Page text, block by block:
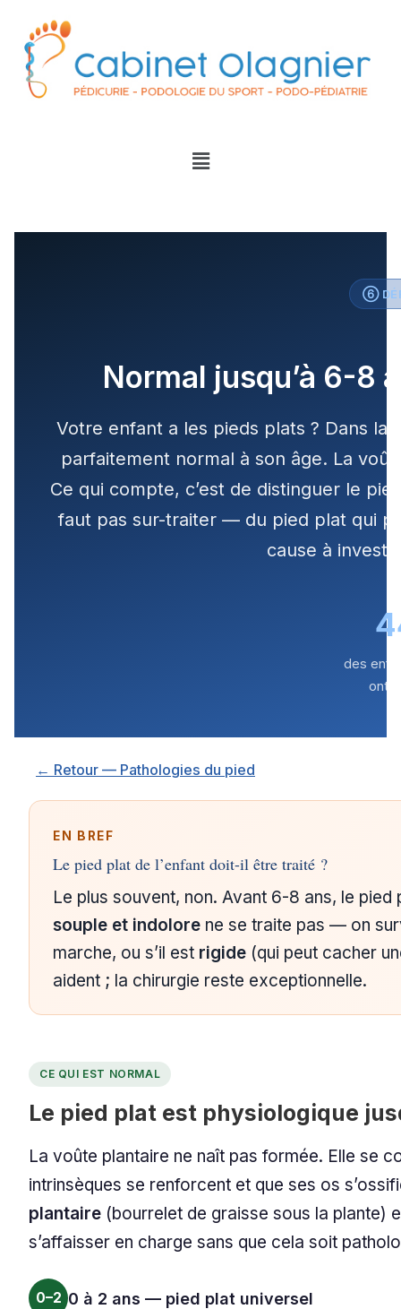
⑥
Normal jusqu’à 6-8
Votre enfant a les pieds plats ? Dans la
parfaitement normal à son âge. La
Ce qui compte, c’est de distinguer le
faut pas sur-traiter — du pied plat qui
cause à
des
ont
← Retour — Pathologies du pied
EN BREF
Le pied plat de l’enfant doit-il être traité ?
Le plus souvent, non. Avant 6-8 ans, le
souple et indolore ne se traite pas — on
marche, ou s’il est rigide (qui peut cacher
aident ; la chirurgie reste exceptionnelle.
CE QUI EST NORMAL
Le pied plat est physiologique
La voûte plantaire ne naît pas formée. Elle se
intrinsèques se renforcent et que ses os
plantaire (bourrelet de graisse sous la plante)
s’affaisser en charge sans que cela soit
0–2 0 à 2 ans — pied plat universel